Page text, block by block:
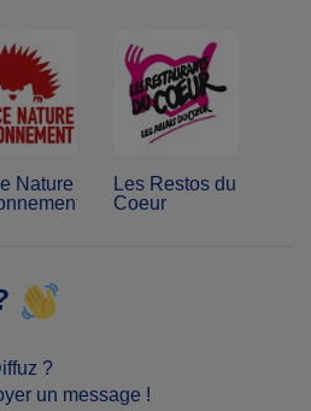
Nature
Les Restos du
Coeur
?
un message !